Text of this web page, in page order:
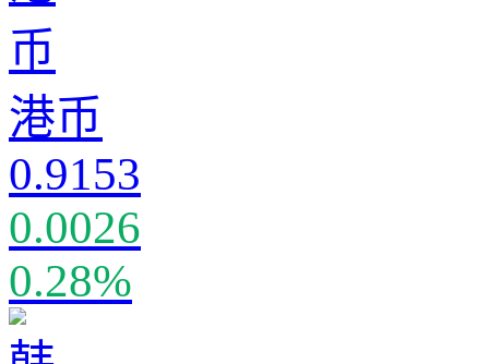
港币
0.9153
0.0026
0.28%